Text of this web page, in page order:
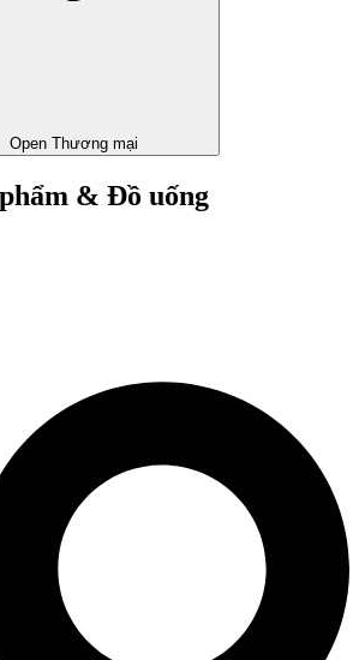
Open Thương mại
& Đồ uống